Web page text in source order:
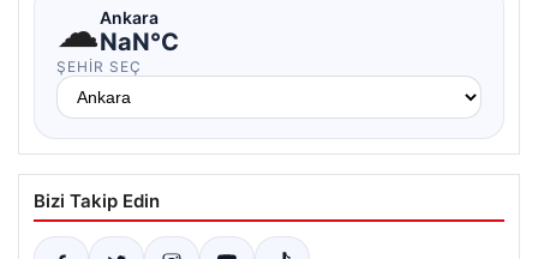
☁Ankara
NaN°C
ŞEHIR SEÇ
Bizi Takip Edin